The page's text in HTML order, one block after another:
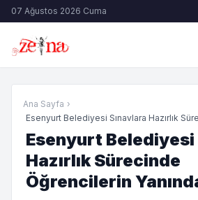
07 Ağustos 2026 Cuma
Ana Sayfa ›
Esenyurt Belediyesi Sınavlara Hazırlık
Esenyurt Belediyesi
Hazırlık Sürecinde
Öğrencilerin